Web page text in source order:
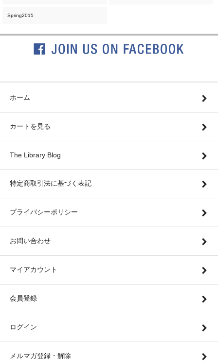
Spring2015
ホーム
カートを見る
The Library Blog
特定商取引法に基づく表記
プライバシーポリシー
お問い合わせ
マイアカウント
会員登録
ログイン
メルマガ登録・解除